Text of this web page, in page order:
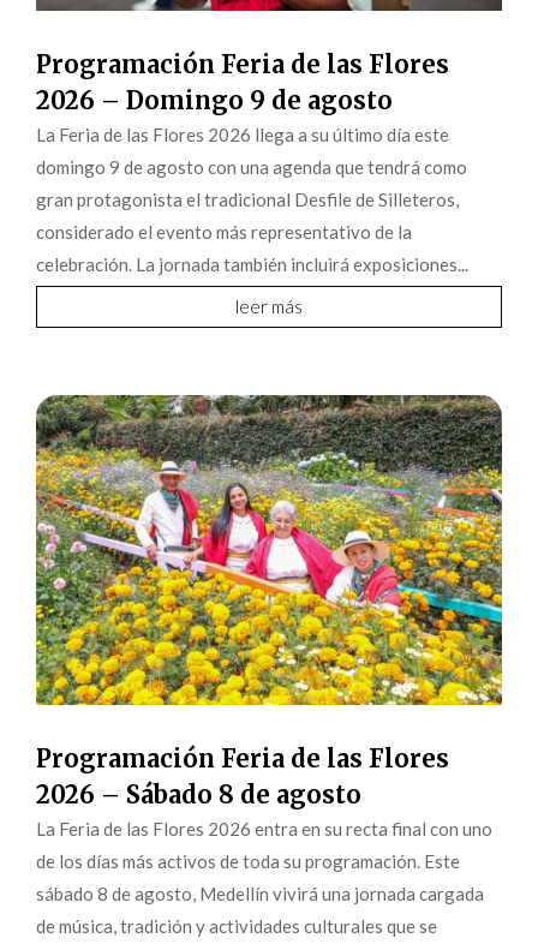
Programación Feria de las Flores
2026 – Domingo 9 de agosto
La Feria de las Flores 2026 llega a su último día este
domingo 9 de agosto con una agenda que tendrá como
gran protagonista el tradicional Desfile de Silleteros,
considerado el evento más representativo de la
celebración. La jornada también incluirá exposiciones...
leer más
Programación Feria de las Flores
2026 – Sábado 8 de agosto
La Feria de las Flores 2026 entra en su recta final con uno
de los días más activos de toda su programación. Este
sábado 8 de agosto, Medellín vivirá una jornada cargada
de música, tradición y actividades culturales que se